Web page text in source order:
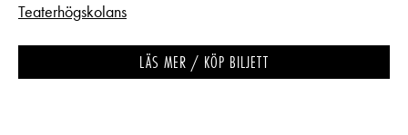
Teaterhögskolans
LÄS MER / KÖP BILJETT